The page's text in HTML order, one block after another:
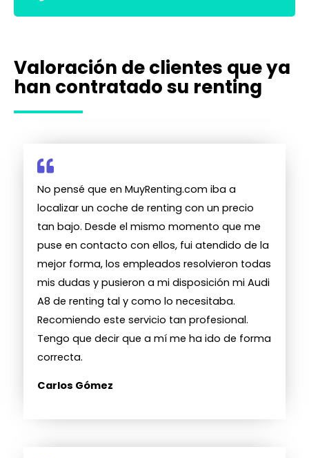
Valoración de clientes que ya
han contratado su renting
No pensé que en MuyRenting.com iba a
localizar un coche de renting con un precio
tan bajo. Desde el mismo momento que me
puse en contacto con ellos, fui atendido de la
mejor forma, los empleados resolvieron todas
mis dudas y pusieron a mi disposición mi Audi
A8 de renting tal y como lo necesitaba.
Recomiendo este servicio tan profesional.
Tengo que decir que a mí me ha ido de forma
correcta.
Carlos Gómez